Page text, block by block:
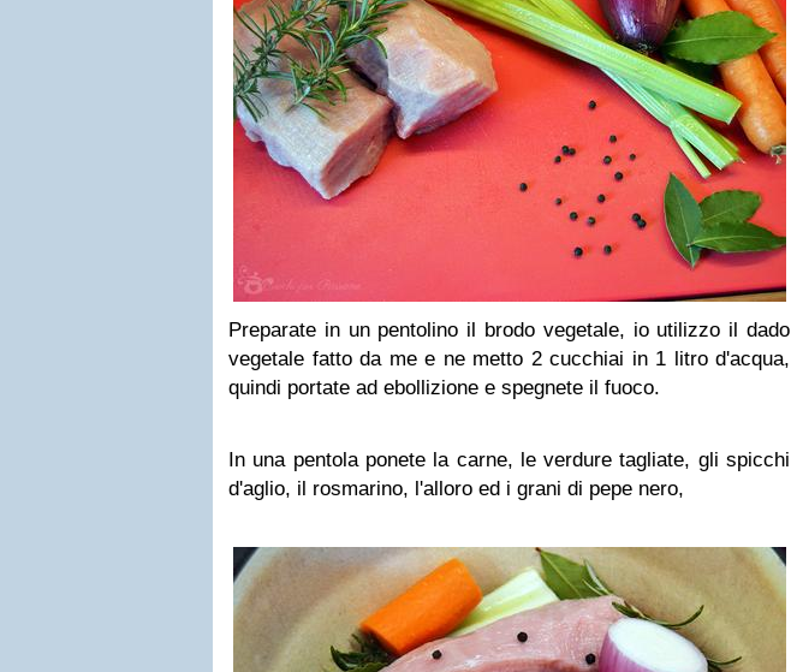
Preparate in un pentolino il brodo vegetale, io utilizzo il dado
vegetale fatto da me e ne metto 2 cucchiai in 1 litro d'acqua,
quindi portate ad ebollizione e spegnete il fuoco.
In una pentola ponete la carne, le verdure tagliate, gli spicchi
d'aglio, il rosmarino, l'alloro ed i grani di pepe nero,